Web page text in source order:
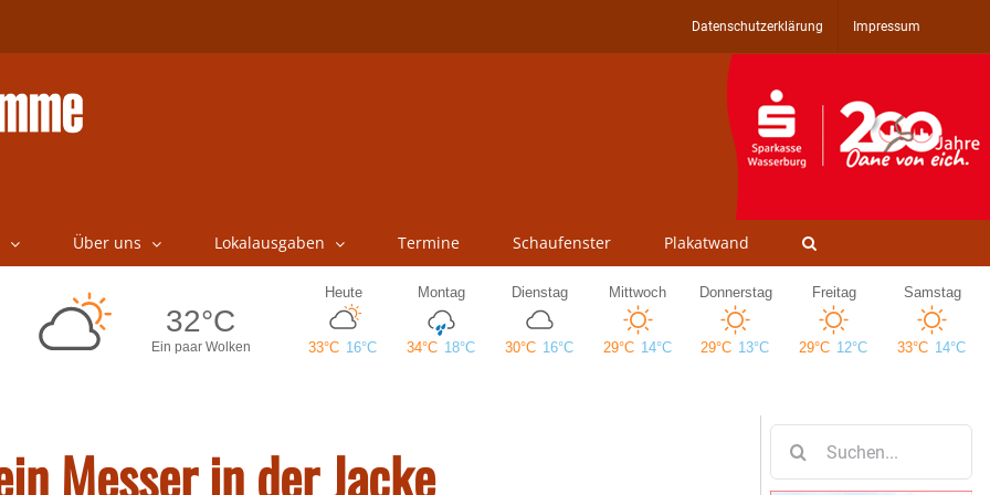
Datenschutzerklärung Impressum
Über uns Lokalausgaben Termine Schaufenster Plakatwand
Messer in der Jacke
nach: